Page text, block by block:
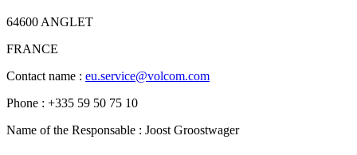
64600 ANGLET
FRANCE
Contact name : eu.service@volcom.com
Phone : +335 59 50 75 10
Name of the Responsable : Joost Groostwager